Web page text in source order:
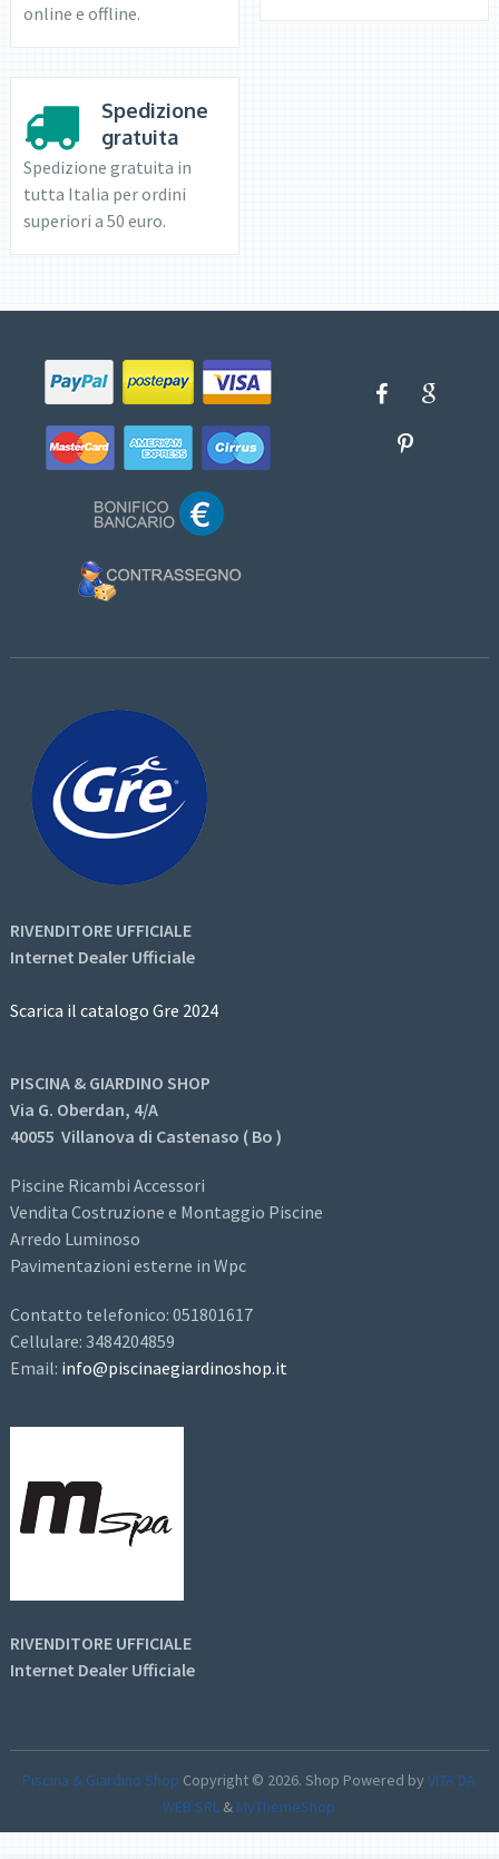
online e offline.
Spedizione
gratuita
Spedizione gratuita in
tutta Italia per ordini
superiori a 50 euro.
RIVENDITORE UFFICIALE
Internet Dealer Ufficiale
Scarica il catalogo Gre 2024
PISCINA & GIARDINO SHOP
Via G. Oberdan, 4/A
40055 Villanova di Castenaso ( Bo )
Piscine Ricambi Accessori
Vendita Costruzione e Montaggio Piscine
Arredo Luminoso
Pavimentazioni esterne in Wpc
Contatto telefonico: 051801617
Cellulare: 3484204859
Email: info@piscinaegiardinoshop.it
RIVENDITORE UFFICIALE
Internet Dealer Ufficiale
Piscina & Giardino Shop Copyright © 2026. Shop Powered byVITA DA
WEB SRL & MyThemeShop